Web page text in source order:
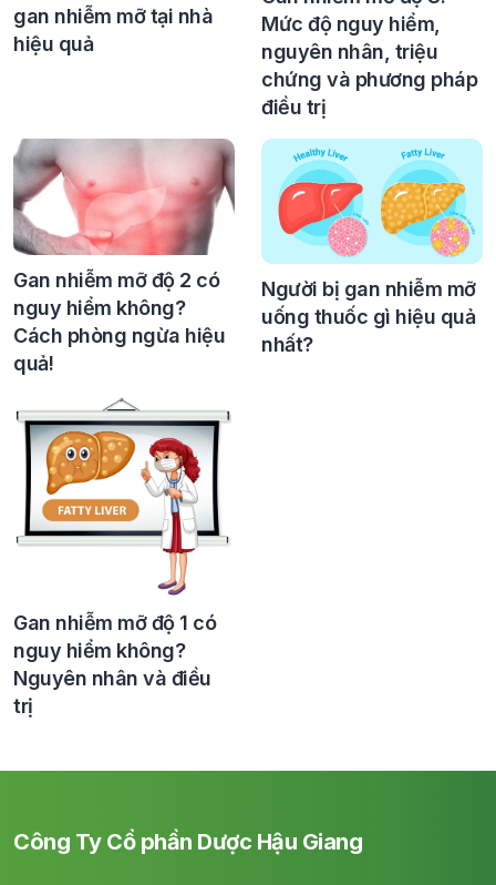
gan nhiễm mỡ tại nhà
hiệu quả
Mức độ nguy hiểm,
nguyên nhân, triệu
chứng và phương pháp
điều trị
Gan nhiễm mỡ độ 2 có
nguy hiểm không?
Cách phòng ngừa hiệu
quả!
Người bị gan nhiễm mỡ
uống thuốc gì hiệu quả
nhất?
Gan nhiễm mỡ độ 1 có
nguy hiểm không?
Nguyên nhân và điều
trị
Công Ty Cổ phần Dược Hậu Giang